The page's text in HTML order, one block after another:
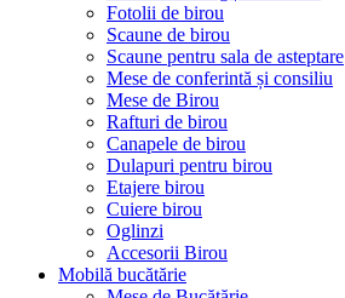
Fotolii de birou
Scaune de birou
Scaune pentru sala de asteptare
Mese de conferintă și consiliu
Mese de Birou
Rafturi de birou
Canapele de birou
Dulapuri pentru birou
Etajere birou
Cuiere birou
Oglinzi
Accesorii Birou
Mobilă bucătărie